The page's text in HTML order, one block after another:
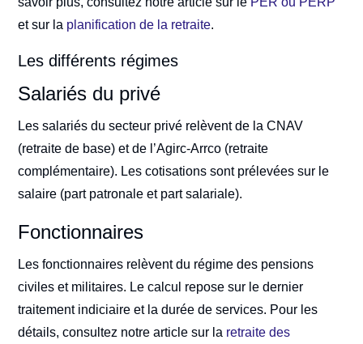
et sur la planification de la retraite.
Les différents régimes
Salariés du privé
Les salariés du secteur privé relèvent de la CNAV
(retraite de base) et de l’Agirc-Arrco (retraite
complémentaire). Les cotisations sont prélevées sur le
salaire (part patronale et part salariale).
Fonctionnaires
Les fonctionnaires relèvent du régime des pensions
civiles et militaires. Le calcul repose sur le dernier
traitement indiciaire et la durée de services. Pour les
détails, consultez notre article sur la retraite des